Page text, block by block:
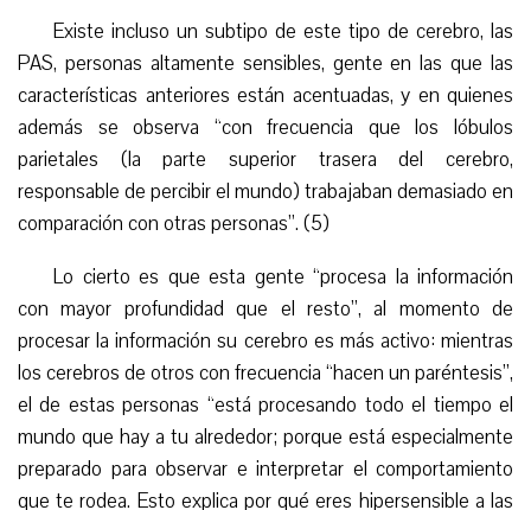
Existe incluso un subtipo de este tipo de cerebro, las
PAS, personas altamente sensibles, gente en las que las
características anteriores están acentuadas, y en quienes
además se observa “con frecuencia que los lóbulos
parietales (la parte superior trasera del cerebro,
responsable de percibir el mundo) trabajaban demasiado en
comparación con otras personas”. (5)
Lo cierto es que esta gente “procesa la información
con mayor profundidad que el resto”, al momento de
procesar la información su cerebro es más activo: mientras
los cerebros de otros con frecuencia “hacen un paréntesis”,
el de estas personas “está procesando todo el tiempo el
mundo que hay a tu alrededor; porque está especialmente
preparado para observar e interpretar el comportamiento
que te rodea. Esto explica por qué eres hipersensible a las